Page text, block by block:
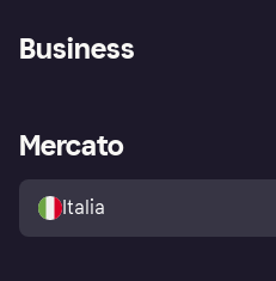
Assistenza
Esplora i negozi
Politica di protezione
dell'acquirente Klarna
Business
Accesso aziende
Mercato
Italia